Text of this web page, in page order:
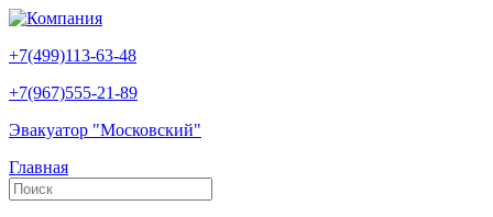
+7(499)113-63-48
+7(967)555-21-89
Эвакуатор "Московский"
Главная